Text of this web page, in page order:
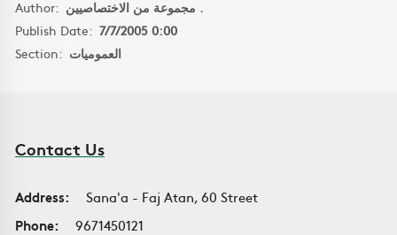
Author:
مجموعة من الاختصاصيين .
Publish Date: 7/7/2005 0:00
Section: العموميات
Contact Us
Address:
Sana'a - Faj Atan, 60 Street
Phone:
9671450121